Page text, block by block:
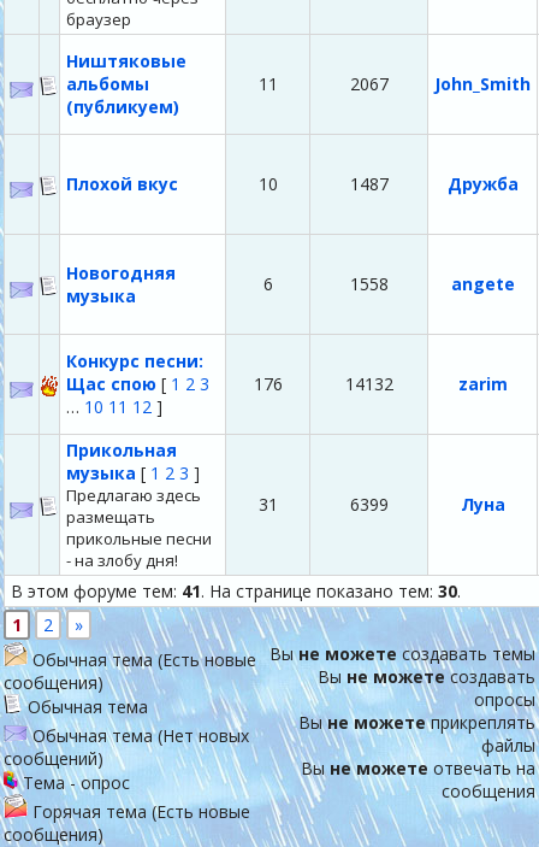
браузер
Ништяковые
альбомы
(публикуем)
11 2067 John_Smith
Плохой вкус 10 1487 Дружба
Новогодняя
музыка
6 1558 angete
Конкурс песни:
Щас спою [ 1 2 3
… 10 11 12 ]
176 14132 zarim
Прикольная
музыка [ 1 2 3 ]
Предлагаю здесь
размещать
прикольные песни
- на злобу дня!
31 6399 Луна
В этом форуме тем: 41. На странице показано тем: 30.
1
2
»
Обычная тема (Есть новые
сообщения)
Обычная тема
Обычная тема (Нет новых
сообщений)
Тема - опрос
Горячая тема (Есть новые
сообщения)
Выне можете создавать темы
Вы не можетесоздавать
опросы
Выне можетеприкреплять
файлы
Вы не можете отвечать на
сообщения